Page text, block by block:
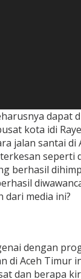
dapat
kota idi
jalan santai di
seperti
berhasil
dari media ini?
dengan
di Aceh Timur
dan berapa